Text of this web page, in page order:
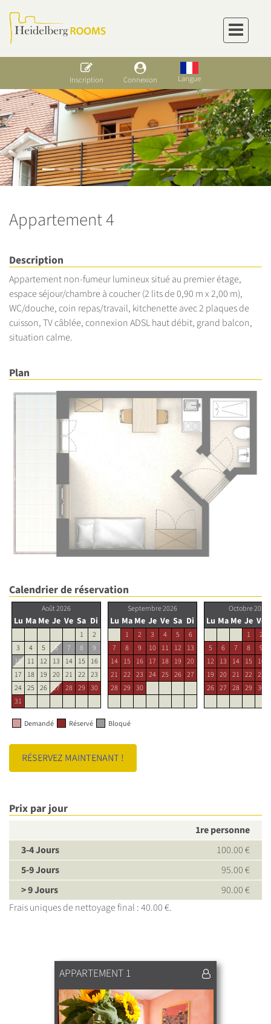
Inscription Connexion Langue
Previous Next
Appartement 4
Description
Appartement non-fumeur lumineux situé au premier étage,
espace séjour/chambre à coucher (2 lits de 0,90 m x 2,00 m),
WC/douche, coin repas/travail, kitchenette avec 2 plaques de
cuisson, TV câblée, connexion ADSL haut débit, grand balcon,
situation calme.
Plan
Calendrier de réservation
Août 2026
Lu Ma Me Je Ve Sa Di
1
2
3
4 5 6 7 8
9
10 11 12 13 14 15 16
17 18 19 20 21 22 23
24 25 26 27 28 29 30
31
Septembre 2026
Lu Ma Me Je Ve Sa Di
1 2 3 4 5
6
7
8 9 10 11 12
13
14 15 16 17 18 19 20
21 22 23 24 25 26 27
28 29 30
Octobre 2026
Lu Ma Me Je Ve
1
2
5
6 7 8 9
12
13 14 15 16
19 20 21 22 23
26 27 28 29 30
Demandé Réservé Bloqué
RÉSERVEZ MAINTENANT !
Prix par jour
1re personne
3-4 Jours
100.00 €
5-9 Jours
95.00 €
> 9 Jours
90.00 €
Frais uniques de nettoyage final : 40.00 €.
APPARTEMENT 1